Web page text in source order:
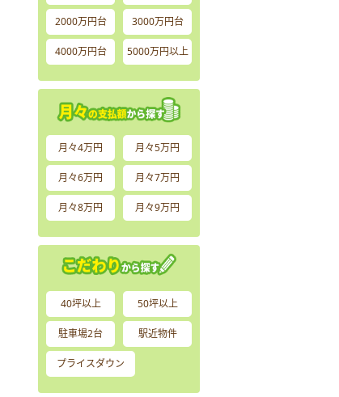
2000万円台 3000万円台
4000万円台 5000万円以上
月々4万円 月々5万円
月々6万円 月々7万円
月々8万円 月々9万円
40坪以上 50坪以上
駐車場2台 駅近物件
プライスダウン